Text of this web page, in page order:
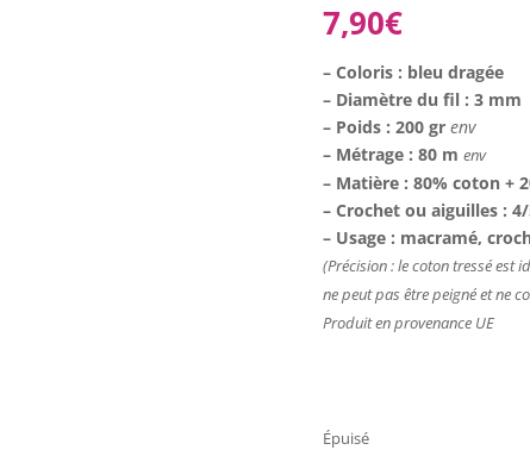
7,90€
– Coloris : bleu dragée
– Diamètre du fil : 3 mm
– Poids : 200 grenv
– Métrage : 80 menv
– Matière : 80% coton +
– Crochet ou aiguilles :
– Usage : macramé,
(Précision : le coton tressé est
ne peut pas être peigné et ne
Produit en provenance UE
Épuisé